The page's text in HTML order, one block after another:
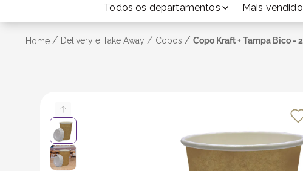
Todos os departamentos Mais
Home / Delivery e Take Away / Copos / Copo Kraft + Tampa Bico -
TERMOS MAIS BUSCADOS
1º caixa papelão